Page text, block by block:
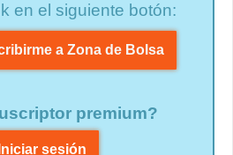
en el siguiente botón:
a Zona de Bolsa
premium?
sesión